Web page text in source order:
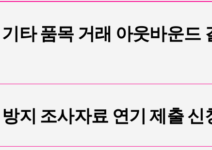
타 품목 거래 아웃바운드
지 조사자료 연기 제출 신